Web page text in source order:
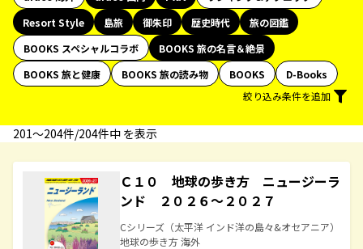
Resort Style
島旅 御朱印 歴史時代
旅の図鑑
BOOKS スペシャルコラボ
BOOKS 旅の名言＆絶景
BOOKS 旅と健康
BOOKS 旅の読み物 BOOKS
D-Books
絞り込み条件を追加
201〜204件/204件中 を表示
Ｃ１０ 地球の歩き方 ニュージーラ
ンド ２０２６～２０２７
Cシリーズ（太平洋 インド洋の島々&オセアニア）
地球の歩き方 海外